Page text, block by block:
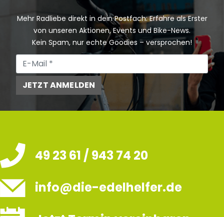
Mehr Radliebe direkt in dein Postfach: Erfahre als Erster
von unseren Aktionen, Events und Bike-News.
Kein Spam, nur echte Goodies – versprochen!
JETZT ANMELDEN
49 23 61 / 943 74 20
info@die-edelhelfer.de